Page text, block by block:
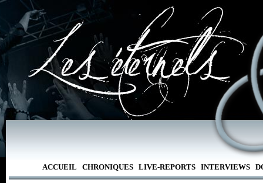
ACCUEIL CHRONIQUES LIVE-REPORTS INTERVIEWS